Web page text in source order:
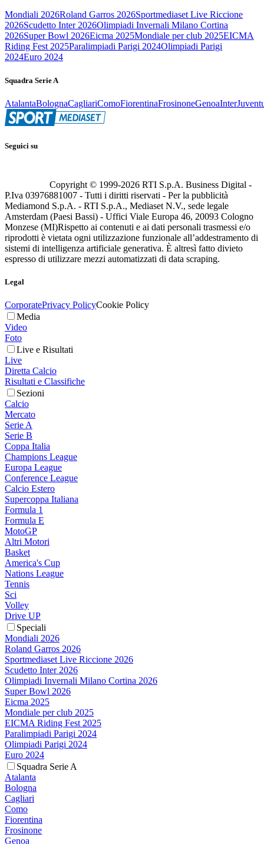
Mondiali 2026Roland Garros 2026Sportmediaset Live Riccione
2026Scudetto Inter 2026Olimpiadi Invernali Milano Cortina
2026Super Bowl 2026Eicma 2025Mondiale per club 2025EICMA
Riding Fest 2025Paralimpiadi Parigi 2024Olimpiadi Parigi
2024Euro 2024
Squadra Serie A
AtalantaBolognaCagliariComoFiorentinaFrosinoneGenoaInter
Seguici su
Copyright © 1999-2026 RTI S.p.A. Business Digital -
P.Iva 03976881007 - Tutti i diritti riservati - Per la pubblicità
Mediamond S.p.A. - RTI S.p.A., Mediaset N.V., sede legale
Amsterdam (Paesi Bassi) - Uffici Viale Europa 46, 20093 Cologno
Monzese (MI)Rispetto ai contenuti e ai dati personali trasmessi e/o
riprodotti è vietata ogni utilizzazione funzionale all’addestramento di
sistemi di intelligenza artificiale generativa. È altresì fatto divieto
espresso di utilizzare mezzi automatizzati di data scraping.
Legal
CorporatePrivacy PolicyCookie Policy
Media
Video
Foto
Live e Risultati
Live
Diretta Calcio
Risultati e Classifiche
Sezioni
Calcio
Mercato
Serie A
Serie B
Coppa Italia
Champions League
Europa League
Conference League
Calcio Estero
Supercoppa Italiana
Formula 1
Formula E
MotoGP
Altri Motori
Basket
America's Cup
Nations League
Tennis
Sci
Volley
Drive UP
Speciali
Mondiali 2026
Roland Garros 2026
Sportmediaset Live Riccione 2026
Scudetto Inter 2026
Olimpiadi Invernali Milano Cortina 2026
Super Bowl 2026
Eicma 2025
Mondiale per club 2025
EICMA Riding Fest 2025
Paralimpiadi Parigi 2024
Olimpiadi Parigi 2024
Euro 2024
Squadra Serie A
Atalanta
Bologna
Cagliari
Como
Fiorentina
Frosinone
Genoa